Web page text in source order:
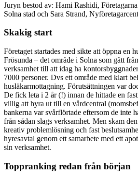
Juryn bestod av: Hami Rashidi,
Solna stad och Sara Strand,
Skakig start
Företaget startades med sikte att öppna en
Frösunda – det område i Solna som gått
verksamhet till att idag ha
7000 personer. Dvs ett område med klart
husläkarmottagning. Förutsättningen var
De fick leta i 2 år (!) innan de hittade en
villig att hyra ut till en vårdcentral
bankerna var svårflörtade eftersom de inte
från sådan slags verksamhet. Men skam
kreativ problemlösning och fast
hyresavtal genom ett samarbete med ett
sin verksamhet.
Toppranking redan från början